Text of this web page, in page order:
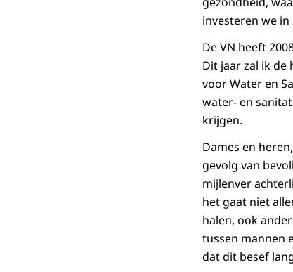
investeren we
De VN heeft
Dit jaar zal ik de
voor Water en
water- en
krijgen.
Dames en
gevolg van
mijlenver
het gaat niet
halen, ook
tussen mannen
dat dit besef